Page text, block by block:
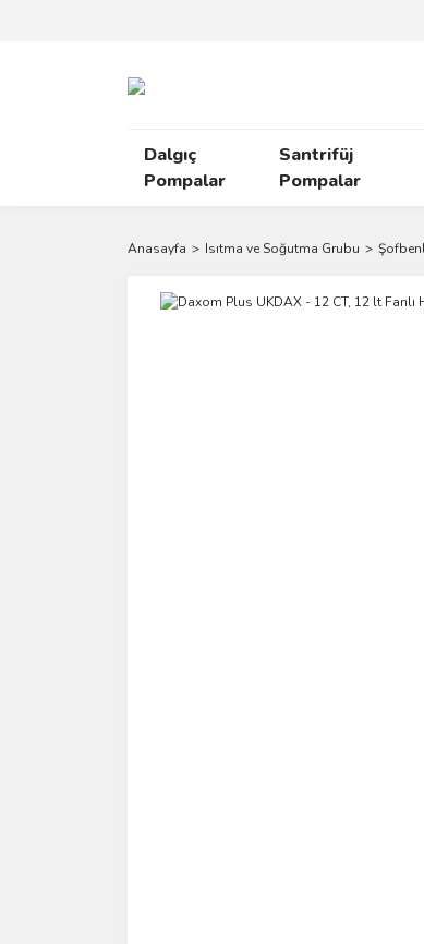
Dalgıç
Pompalar
Santrifüj
Pompalar
Anasayfa Isıtma ve Soğutma Grubu